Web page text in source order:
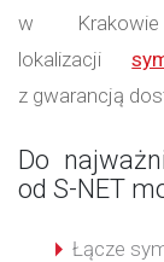
w
lokalizacji
z gwarancją
Do
od S-NET
Łącze